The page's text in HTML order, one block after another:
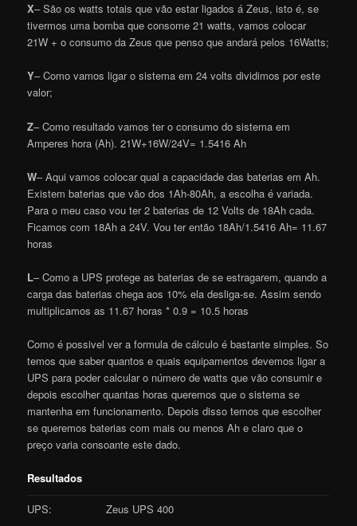
X– São os watts totais que vão estar ligados á Zeus, isto é, se
tivermos uma bomba que consome 21 watts, vamos colocar
21W + o consumo da Zeus que penso que andará pelos 16Watts;
Y– Como vamos ligar o sistema em 24 volts dividimos por este
valor;
Z– Como resultado vamos ter o consumo do sistema em
Amperes hora (Ah). 21W+16W/24V= 1.5416 Ah
W– Aqui vamos colocar qual a capacidade das baterias em Ah.
Existem baterias que vão dos 1Ah-80Ah, a escolha é variada.
Para o meu caso vou ter 2 baterias de 12 Volts de 18Ah cada.
Ficamos com 18Ah a 24V. Vou ter então 18Ah/1.5416 Ah= 11.67
horas
L– Como a UPS protege as baterias de se estragarem, quando a
carga das baterias chega aos 10% ela desliga-se. Assim sendo
multiplicamos as 11.67 horas * 0.9 = 10.5 horas
Como é possivel ver a formula de cálculo é bastante simples. So
temos que saber quantos e quais equipamentos devemos ligar a
UPS para poder calcular o número de watts que vão consumir e
depois escolher quantas horas queremos que o sistema se
mantenha em funcionamento. Depois disso temos que escolher
se queremos baterias com mais ou menos Ah e claro que o
preço varia consoante este dado.
Resultados
UPS:
Zeus UPS 400